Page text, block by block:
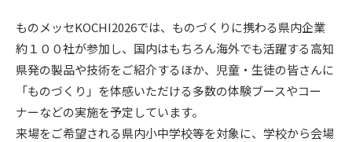
ものメッセKOCHI2026では、ものづくりに携わる県内企業
約１００社が参加し、国内はもちろん海外でも活躍する高知
県発の製品や技術をご紹介するほか、児童・生徒の皆さんに
「ものづくり」を体感いただける多数の体験ブースやコー
ナーなどの実施を予定しています。
来場をご希望される県内小中学校等を対象に、学校から会場